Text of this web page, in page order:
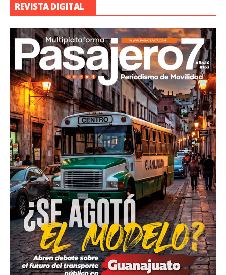
REVISTA DIGITAL